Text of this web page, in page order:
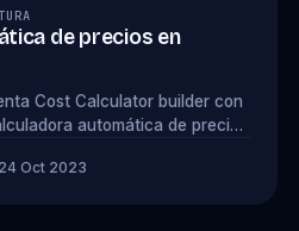
de precios en
Cost Calculator builder con
automática de precios
24 Oct 2023